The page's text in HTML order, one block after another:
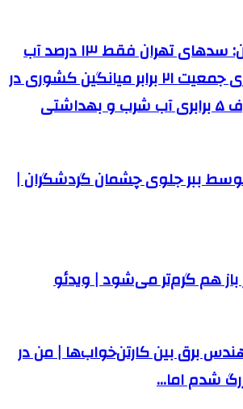
استاندار تهران: سدهای تهران فقط ۱۳ درصد آب
دارند | بارگذاری جمعیت ۲۱ برابر میانگین کشوری در
ببر جلوی چشمان گردشگران |
هم گرم‌تر می‌شود | ویدئو
برق بین کارتن‌خواب‌ها | من در
شدم اما…